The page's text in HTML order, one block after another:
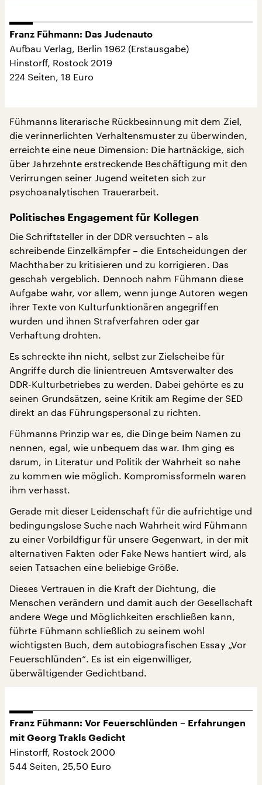
Franz Fühmann: Das Judenauto
Aufbau Verlag, Berlin 1962 (Erstausgabe)
Hinstorff, Rostock 2019
224 Seiten, 18 Euro
Fühmanns literarische Rückbesinnung mit dem Ziel,
die verinnerlichten Verhaltensmuster zu überwinden,
erreichte eine neue Dimension: Die hartnäckige, sich
über Jahrzehnte erstreckende Beschäftigung mit den
Verirrungen seiner Jugend weiteten sich zur
psychoanalytischen Trauerarbeit.
Politisches Engagement für Kollegen
Die Schriftsteller in der DDR versuchten – als
schreibende Einzelkämpfer – die Entscheidungen der
Machthaber zu kritisieren und zu korrigieren. Das
geschah vergeblich. Dennoch nahm Fühmann diese
Aufgabe wahr, vor allem, wenn junge Autoren wegen
ihrer Texte von Kulturfunktionären angegriffen
wurden und ihnen Strafverfahren oder gar
Verhaftung drohten.
Es schreckte ihn nicht, selbst zur Zielscheibe für
Angriffe durch die linientreuen Amtsverwalter des
DDR-Kulturbetriebes zu werden. Dabei gehörte es zu
seinen Grundsätzen, seine Kritik am Regime der SED
direkt an das Führungspersonal zu richten.
Fühmanns Prinzip war es, die Dinge beim Namen zu
nennen, egal, wie unbequem das war. Ihm ging es
darum, in Literatur und Politik der Wahrheit so nahe
zu kommen wie möglich. Kompromissformeln waren
ihm verhasst.
Gerade mit dieser Leidenschaft für die aufrichtige und
bedingungslose Suche nach Wahrheit wird Fühmann
zu einer Vorbildfigur für unsere Gegenwart, in der mit
alternativen Fakten oder Fake News hantiert wird, als
seien Tatsachen eine beliebige Größe.
Dieses Vertrauen in die Kraft der Dichtung, die
Menschen verändern und damit auch der Gesellschaft
andere Wege und Möglichkeiten erschließen kann,
führte Fühmann schließlich zu seinem wohl
wichtigsten Buch, dem autobiografischen Essay „Vor
Feuerschlünden“. Es ist ein eigenwilliger,
überwältigender Gedichtband.
Franz Fühmann: Vor Feuerschlünden – Erfahrungen
mit Georg Trakls Gedicht
Hinstorff, Rostock 2000
544 Seiten, 25,50 Euro